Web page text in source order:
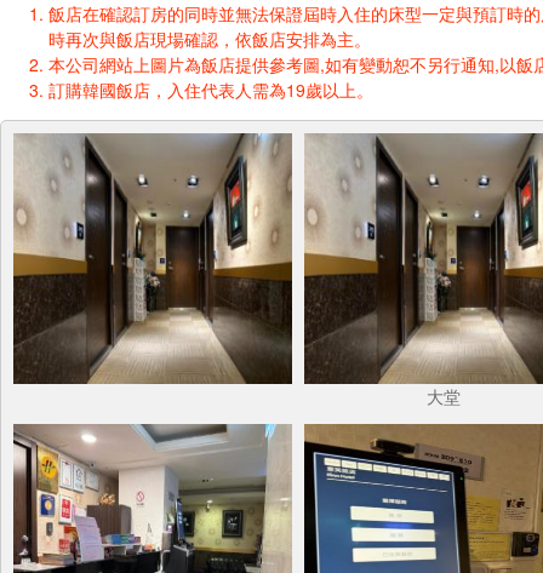
飯店在確認訂房的同時並無法保證屆時入住的床型一定與預訂時
時再次與飯店現場確認，依飯店安排為主。
本公司網站上圖片為飯店提供參考圖,如有變動恕不另行通知,以飯
訂購韓國飯店，入住代表人需為19歲以上。
大堂